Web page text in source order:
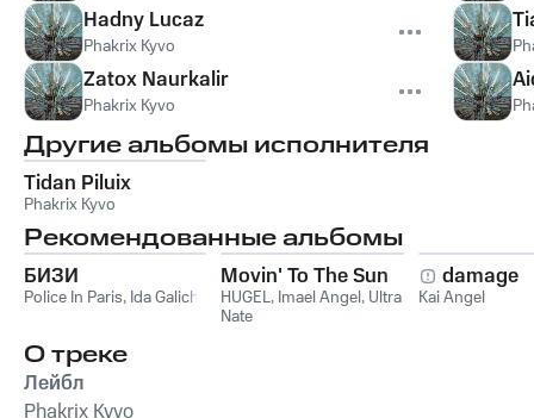
Hadny Lucaz
Phakrix Kyvo
Zatox Naurkalir
Phakrix Kyvo
Другие альбомы исполнителя
Tidan Piluix
Phakrix Kyvo
Рекомендованные альбомы
БИЗИ
Police In Paris, Ida Galich
Movin' To The Sun
HUGEL, Imael Angel, Ultra
Nate
damage
Kai Angel
О треке
Лейбл
Phakrix Kyvo